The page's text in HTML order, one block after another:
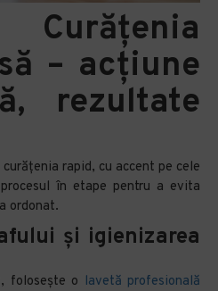
– acțiune
rezultate
rapid, cu accent pe cele
în etape pentru a evita
ordonat.
și igienizarea
folosește o lavetă profesională